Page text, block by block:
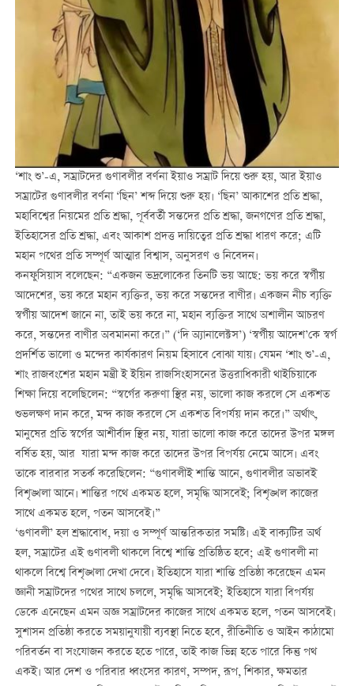
‘শাং শু’-এ, সম্রাটদের গুণাবলীর বর্ণনা ইয়াও সম্রাট দিয়ে শুরু হয়, আর ইয়াও
সম্রাটের গুণাবলীর বর্ণনা ‘ছিন’ শব্দ দিয়ে শুরু হয়। ‘ছিন’ আকাশের প্রতি শ্রদ্ধা,
মহাবিশ্বের নিয়মের প্রতি শ্রদ্ধা, পূর্ববর্তী সন্তদের প্রতি শ্রদ্ধা, জনগণের প্রতি শ্রদ্ধা,
ইতিহাসের প্রতি শ্রদ্ধা, এবং আকাশ প্রদত্ত দায়িত্বের প্রতি শ্রদ্ধা ধারণ করে; এটি
মহান পথের প্রতি সম্পূর্ণ আত্মার বিশ্বাস, অনুসরণ ও নিবেদন।
কনফুসিয়াস বলেছেন: “একজন ভদ্রলোকের তিনটি ভয় আছে: ভয় করে স্বর্গীয়
আদেশের, ভয় করে মহান ব্যক্তির, ভয় করে সন্তদের বাণীর। একজন নীচ ব্যক্তি
স্বর্গীয় আদেশ জানে না, তাই ভয় করে না, মহান ব্যক্তির সাথে অশালীন আচরণ
করে, সন্তদের বাণীর অবমাননা করে।” (‘দি অ্যানালেক্টস’) ‘স্বর্গীয় আদেশ’কে স্বর্গ
প্রদর্শিত ভালো ও মন্দের কার্যকারণ নিয়ম হিসাবে বোঝা যায়। যেমন ‘শাং শু’-এ,
শাং রাজবংশের মহান মন্ত্রী ই ইয়িন রাজসিংহাসনের উত্তরাধিকারী থাইচিয়াকে
শিক্ষা দিয়ে বলেছিলেন: “স্বর্গের করুণা স্থির নয়, ভালো কাজ করলে সে একশত
শুভলক্ষণ দান করে, মন্দ কাজ করলে সে একশত বিপর্যয় দান করে।” অর্থাৎ,
মানুষের প্রতি স্বর্গের আশীর্বাদ স্থির নয়, যারা ভালো কাজ করে তাদের উপর মঙ্গল
বর্ষিত হয়, আর যারা মন্দ কাজ করে তাদের উপর বিপর্যয় নেমে আসে। এবং
তাকে বারবার সতর্ক করেছিলেন: “গুণাবলীই শান্তি আনে, গুণাবলীর অভাবই
বিশৃঙ্খলা আনে। শান্তির পথে একমত হলে, সমৃদ্ধি আসবেই; বিশৃঙ্খল কাজের
সাথে একমত হলে, পতন আসবেই।”
‘গুণাবলী’ হল শ্রদ্ধাবোধ, দয়া ও সম্পূর্ণ আন্তরিকতার সমষ্টি। এই বাক্যটির অর্থ
হল, সম্রাটের এই গুণাবলী থাকলে বিশ্বে শান্তি প্রতিষ্ঠিত হবে; এই গুণাবলী না
থাকলে বিশ্বে বিশৃঙ্খলা দেখা দেবে। ইতিহাসে যারা শান্তি প্রতিষ্ঠা করেছেন এমন
জ্ঞানী সম্রাটদের পথের সাথে চললে, সমৃদ্ধি আসবেই; ইতিহাসে যারা বিপর্যয়
ডেকে এনেছেন এমন অজ্ঞ সম্রাটদের কাজের সাথে একমত হলে, পতন আসবেই।
সুশাসন প্রতিষ্ঠা করতে সময়ানুযায়ী ব্যবস্থা নিতে হবে, রীতিনীতি ও আইন কাঠামো
পরিবর্তন বা সংযোজন করতে হতে পারে, তাই কাজ ভিন্ন হতে পারে কিন্তু পথ
একই। আর দেশ ও পরিবার ধ্বংসের কারণ, সম্পদ, রূপ, শিকার, ক্ষমতার